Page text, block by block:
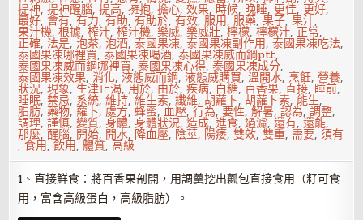
提神,提神醒腦,提高,擁抱,擔心,效果, 時候, 晚睡, 更佳, 更好,
最好, 會有,有力,有助,有助於,有效,服用,服藥,果子,果汁,
果汁機,根據,榨汁,榨汁機,樂威,樂威壯,檸檬,檸檬汁,正常,
正確, 法是,泡茶,泡酒,泰國果凍,泰國果凍副作用,泰國果凍吃法,
泰國果凍哪裡買,泰國果凍喝酒,泰國果凍威而鋼ptt,
泰國果凍威而鋼哪裡買,泰國果凍心得,泰國果凍成分,
泰國果凍效果,消化,液態威而鋼,液態威購買,溫開水, 烹飪,營養,
狀況,現象,生津止渴, 用於, 由於,疾病, 白糖, 百香果,直接, 睡前,
睡眠,禁忌, 系統,維持,維生素,纖維,胡蘿卜,胡蘿卜素, 能生,
脂肪,藥物,蘿卜, 處方,蜂蜜,血壓,行為,要性,解暑,認為,調整,
調理,謹慎,變質,身體,身體狀況,造成,進食,過濾,還有,還能,
那麼,醒腦, 開始, 開水, 降血壓, 陰莖, 陽痿,雙效,雙重, 需要,須有
,食用,飲用,體質,高級
1、直接鮮食：將百香果剖開，用調羹挖出瓤包直接食用（籽可食
用，富含高級蛋白，高級脂肪）。